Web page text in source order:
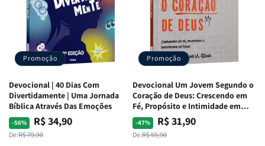
Alves
Alves
Equipe
Teológica
Penkal
Equipe
Teológica
Penkal
Promoção
Devocional | 40 Dias Com
Divertidamente | Uma Jornada
Bíblica Através Das Emoções
-56%
Preço
normal
De:R$ 79,90
Preço
promocional
R$ 34,90
Promoção
Devocional Um Jovem Segundo o
Coração de Deus: Crescendo em
Fé, Propósito e Intimidade em
Deus
-47%
Preço
normal
De:R$ 59,90
Preço
promocional
R$ 31,90